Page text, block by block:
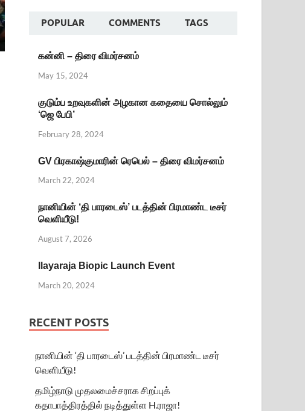
POPULAR COMMENTS TAGS
கன்னி – திரை விமர்சனம்
May 15, 2024
குடும்ப உறவுகளின் அழகான கதையை சொல்லும்
‘ஜெ பேபி’
February 28, 2024
GV பிரகாஷ்குமாரின் ரெபெல் – திரை விமர்சனம்
March 22, 2024
நானியின் ‘தி பாரடைஸ்’ படத்தின் பிரமாண்ட டீசர்
வெளியீடு!
August 7, 2026
Ilayaraja Biopic Launch Event
March 20, 2024
RECENT POSTS
நானியின் ‘தி பாரடைஸ்’ படத்தின் பிரமாண்ட டீசர்
வெளியீடு!
தமிழ்நாடு முதலமைச்சராக சிறப்புக்
கதாபாத்திரத்தில் நடித்துள்ள H.ராஜா!